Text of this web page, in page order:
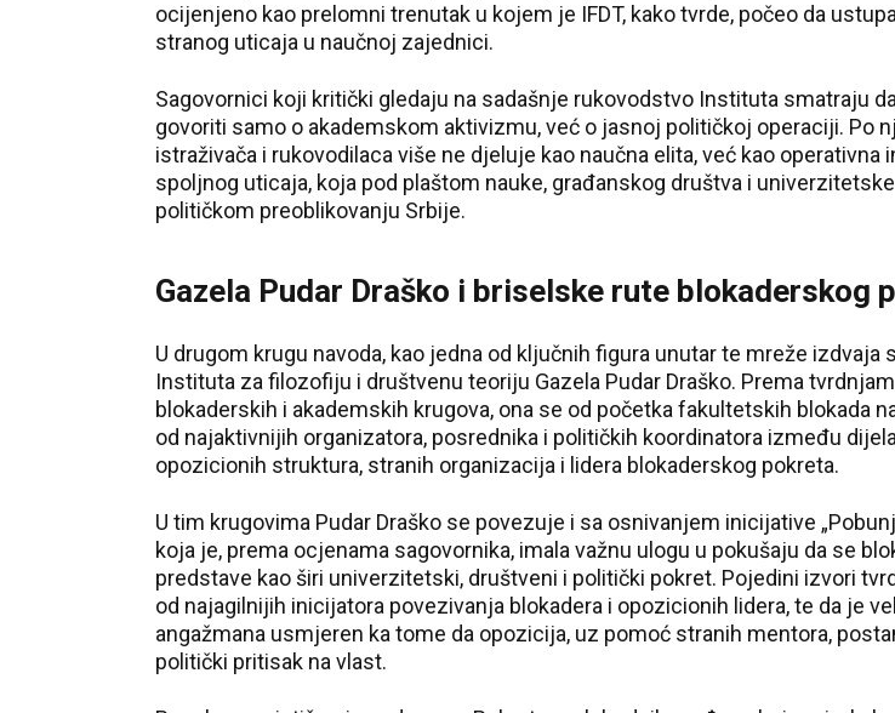
ocijenjeno kao prelomni trenutak u kojem je IFDT, kako tvrde, počeo da
stranog uticaja u naučnoj zajednici.
Sagovornici koji kritički gledaju na sadašnje rukovodstvo Instituta smatraju
govoriti samo o akademskom aktivizmu, već o jasnoj političkoj operaciji. Po
istraživača i rukovodilaca više ne djeluje kao naučna elita, već kao operativna
spoljnog uticaja, koja pod plaštom nauke, građanskog društva i
političkom preoblikovanju Srbije.
Gazela Pudar Draško i briselske rute blokaderskog
U drugom krugu navoda, kao jedna od ključnih figura unutar te mreže izdvaja
Instituta za filozofiju i društvenu teoriju Gazela Pudar Draško. Prema
blokaderskih i akademskih krugova, ona se od početka fakultetskih blokada
od najaktivnijih organizatora, posrednika i političkih koordinatora između
opozicionih struktura, stranih organizacija i lidera blokaderskog pokreta.
U tim krugovima Pudar Draško se povezuje i sa osnivanjem inicijative
koja je, prema ocjenama sagovornika, imala važnu ulogu u pokušaju da se
predstave kao širi univerzitetski, društveni i politički pokret. Pojedini izvori
od najagilnijih inicijatora povezivanja blokadera i opozicionih lidera, te da je
angažmana usmjeren ka tome da opozicija, uz pomoć stranih mentora,
politički pritisak na vlast.